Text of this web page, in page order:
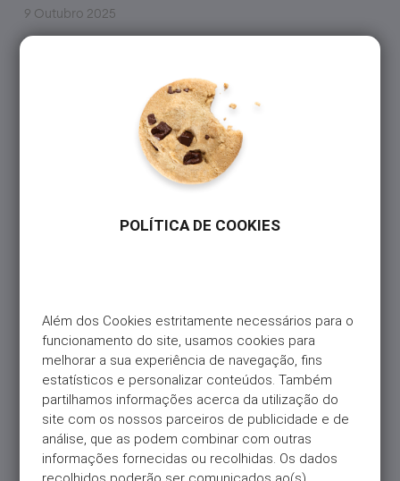
POLÍTICA DE COOKIES
Além dos Cookies estritamente necessários para o
funcionamento do site, usamos cookies para
melhorar a sua experiência de navegação, fins
estatísticos e personalizar conteúdos. Também
partilhamos informações acerca da utilização do
site com os nossos parceiros de publicidade e de
análise, que as podem combinar com outras
informações fornecidas ou recolhidas. Os dados
9 Outubro 2025
Até 5 de outubro de 2025, existia apenas o
mecanismo de Confirmação de Beneficiário (CoP),
que permite identificar o nome associado ao IBAN
para o qual pretende transferir dinheiro.
No entanto, em alguns casos — sobretudo em
Para estas situações, passou a existir, a partir de 5
Assim, sempre que fizer uma transferência
(tradicional ou imediata), o nome indicado será
comparado com o nome registado na conta
associada ao IBAN. Caso não exista
correspondência, será alertado antes de confirmar
a operação.